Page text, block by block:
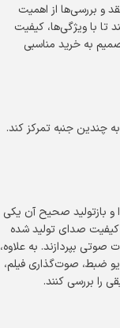
و بررسی‌ها از اهمیت
تا با ویژگی‌ها، کیفیت
به خرید مناسبی
چندین جنبه تمرکز کند.
بازتولید صحیح آن یکی
کیفیت صدای تولید شده
صوتی بپردازند. به علاوه،
ضبط، صوت‌گذاری فیلم،
بررسی کنند.